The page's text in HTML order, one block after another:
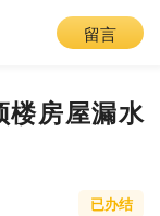
留言
楼房屋漏水
已办结